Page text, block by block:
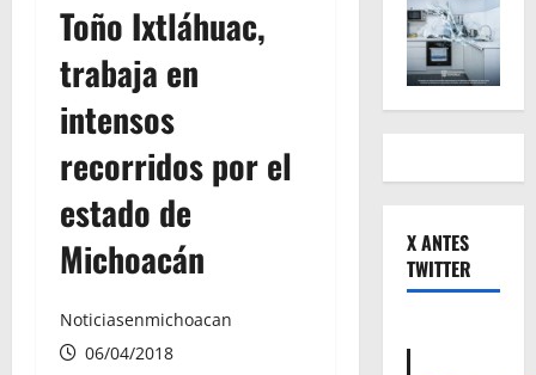
Toño Ixtláhuac,
trabaja en
intensos
recorridos por el
estado de
Michoacán
Noticiasenmichoacan
06/04/2018
X ANTES
TWITTER